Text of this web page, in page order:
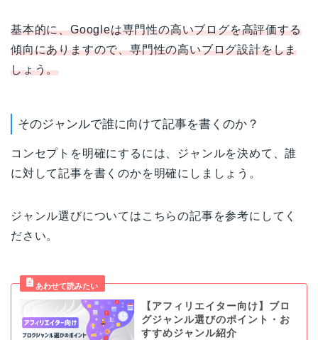
基本的に、Googleは専門性の高いブログを高評価する
傾向にありますので、専門性の高いブログ設計をしま
しょう。
そのジャンルで誰に向けて記事を書くのか？
コンセプトを明確にするには、ジャンルを決めて、誰
に対して記事を書くのかを明確にしましょう。
ジャンル選びについてはこちらの記事を参考にしてく
ださい。
【アフィリエイター向け】ブロ
グジャンル選びのポイント・お
すすめジャンル紹介